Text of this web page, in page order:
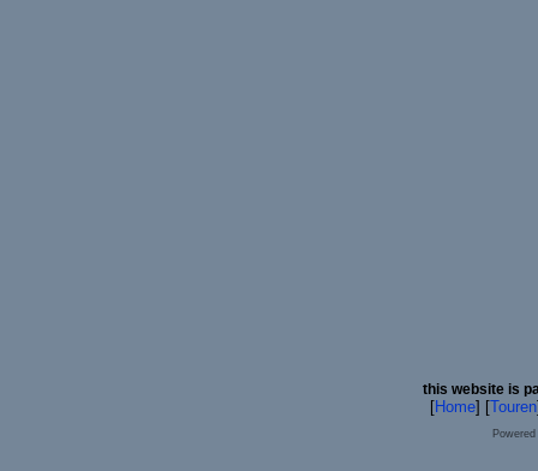
this website is
[Home] [Touren